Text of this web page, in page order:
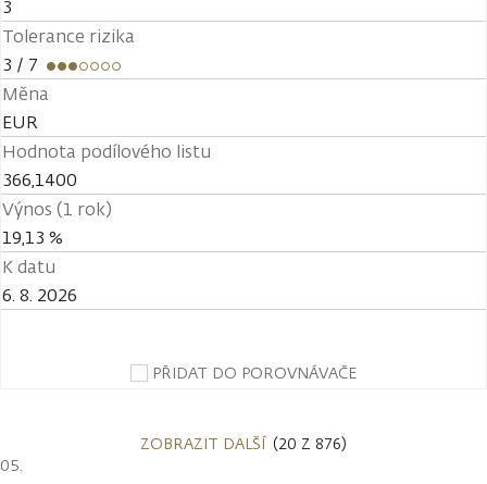
3
Tolerance rizika
3 / 7
Měna
EUR
Hodnota podílového listu
366,1400
Výnos (1 rok)
19,13 %
K datu
6. 8. 2026
PŘIDAT DO POROVNÁVAČE
ZOBRAZIT DALŠÍ (20 Z 876)